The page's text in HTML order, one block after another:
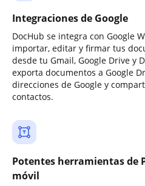
Integraciones de Google
DocHub se integra con Google
importar, editar y firmar tus
desde tu Gmail, Google Drive y
exporta documentos a Google
direcciones de Google y
contactos.
Potentes herramientas de
móvil